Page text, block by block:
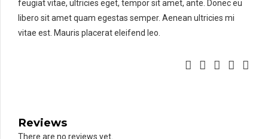
feugiat vitae, ultricies eget, tempor sit amet, ante. Donec eu
libero sit amet quam egestas semper. Aenean ultricies mi
vitae est. Mauris placerat eleifend leo.
Reviews
There are no reviews yet.